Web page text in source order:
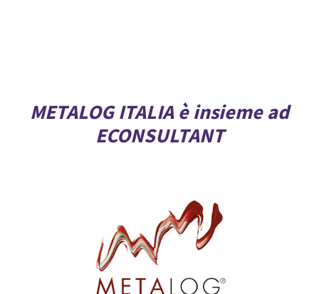
METALOG ITALIA è insieme ad
ECONSULTANT